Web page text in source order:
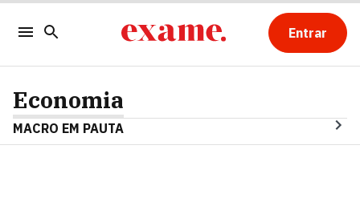
Entrar
Economia
MACRO EM PAUTA